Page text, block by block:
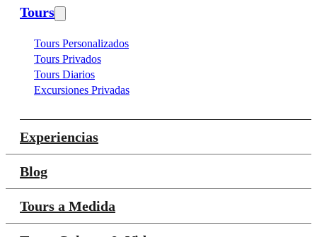
Tours
Tours Personalizados
Tours Privados
Tours Diarios
Excursiones Privadas
Experiencias
Blog
Tours a Medida